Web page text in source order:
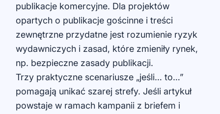
publikacje komercyjne. Dla projektów
opartych o publikacje gościnne i treści
zewnętrzne przydatne jest rozumienie ryzyk
wydawniczych i zasad, które zmieniły rynek,
np. bezpieczne zasady publikacji.
Trzy praktyczne scenariusze „jeśli… to…”
pomagają unikać szarej strefy. Jeśli artykuł
powstaje w ramach kampanii z briefem i